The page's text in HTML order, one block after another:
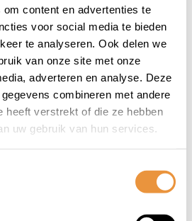
content en advertenties te
voor social media te bieden
te analyseren. Ook delen we
van onze site met onze
adverteren en analyse. Deze
combineren met andere
heeft verstrekt of die ze hebben
uw gebruik van hun services.
(0)
Balhoofdset OT-
903-42 1" met
stuurslot Zwart
Op voorraad
24,95